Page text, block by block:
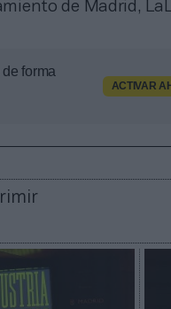
de Madrid,
forma
ACTIVAR